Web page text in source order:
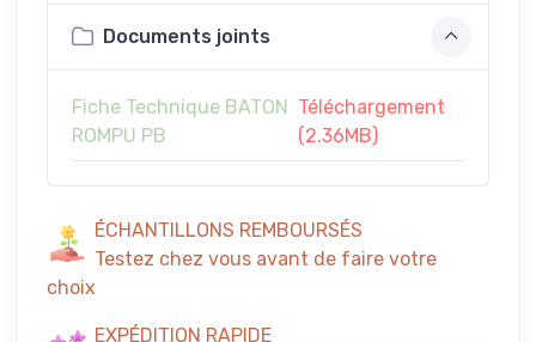
Documents joints
Fiche Technique BATON
ROMPU PB
Téléchargement
(2.36MB)
ÉCHANTILLONS REMBOURSÉS
Testez chez vous avant de faire votre
choix
EXPÉDITION RAPIDE